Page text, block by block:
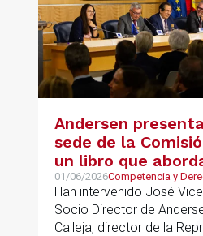
Andersen
sede de la
un libro que
de soberanía y la
del Derecho de la
constituciones
01/06/2026Competencia y
Han intervenido José
Socio Director de
Calleja, director de la